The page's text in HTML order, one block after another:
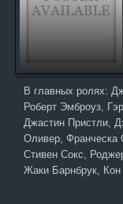
В главных ролях:
Роберт Эмброуз,
Джастин Пристли,
Оливер, Франческа
Стивен Сокс,
Жаки Барнбрук,